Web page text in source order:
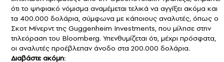
ότι το ψηφιακό νόμισμα αναμέμεται τελικά να αγγίξει ακόμα και
τα 400.000 δολάρια, σύμφωνα με κάποιους αναλυτές, όπως ο
Σκοτ Μίνερντ της Guggenheim Investments, που μίλησε στην
τηλεόραση του Bloomberg. Υπενθυμίζεται ότι, μέχρι πρόσφατα,
οι αναλυτές προέβλεπαν άνοδο στα 200.000 δολάρια.
Διαβάστε ακόμη: